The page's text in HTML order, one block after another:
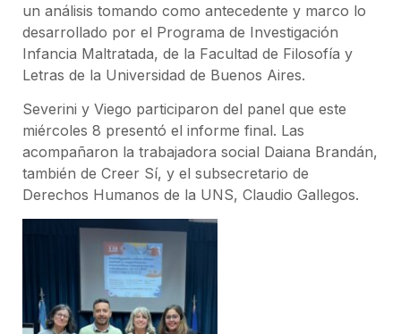
un análisis tomando como antecedente y marco lo
desarrollado por el Programa de Investigación
Infancia Maltratada, de la Facultad de Filosofía y
Letras de la Universidad de Buenos Aires.
Severini y Viego participaron del panel que este
miércoles 8 presentó el informe final. Las
acompañaron la trabajadora social Daiana Brandán,
también de Creer Sí, y el subsecretario de
Derechos Humanos de la UNS, Claudio Gallegos.